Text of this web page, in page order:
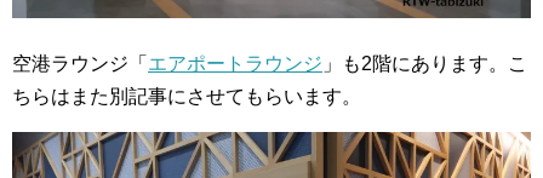
空港ラウンジ「 エアポートラウンジ 」も2階にあります。こ
ちらはまた別記事にさせてもらいます。